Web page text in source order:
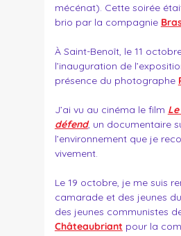
mécénat). Cette soirée
brio par la compagnie
À Saint-Benoît, le 11
l’inauguration de
présence du photographe
J’ai vu au cinéma le film
défend, un documentaire
l’environnement que je
vivement.
Le 19 octobre, je me suis
camarade et des jeunes
des jeunes communistes
Châteaubriant pour la